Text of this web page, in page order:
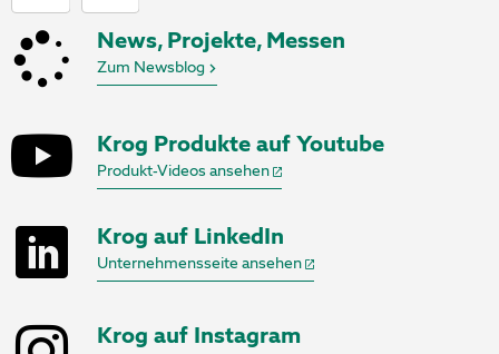
News, Projekte, Messen
Zum Newsblog
Krog Produkte auf Youtube
Produkt-Videos ansehen
Krog auf LinkedIn
Unternehmensseite ansehen
Krog auf Instagram